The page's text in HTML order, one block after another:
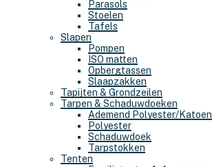
Parasols
Stoelen
Tafels
Slapen
Pompen
ISO matten
Opbergtassen
Slaapzakken
Tapijten & Grondzeilen
Tarpen & Schaduwdoeken
Ademend Polyester/Katoen
Polyester
Schaduwdoek
Tarpstokken
Tenten